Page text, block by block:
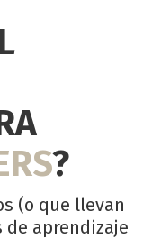
?
(o que llevan
de aprendizaje